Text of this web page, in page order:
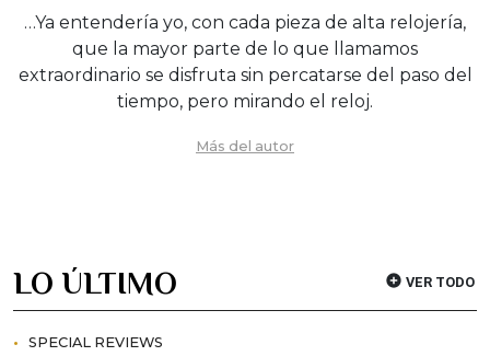
…Ya entendería yo, con cada pieza de alta relojería,
que la mayor parte de lo que llamamos
extraordinario se disfruta sin percatarse del paso del
tiempo, pero mirando el reloj.
Más del autor
LO ÚLTIMO VER TODO
SPECIAL REVIEWS